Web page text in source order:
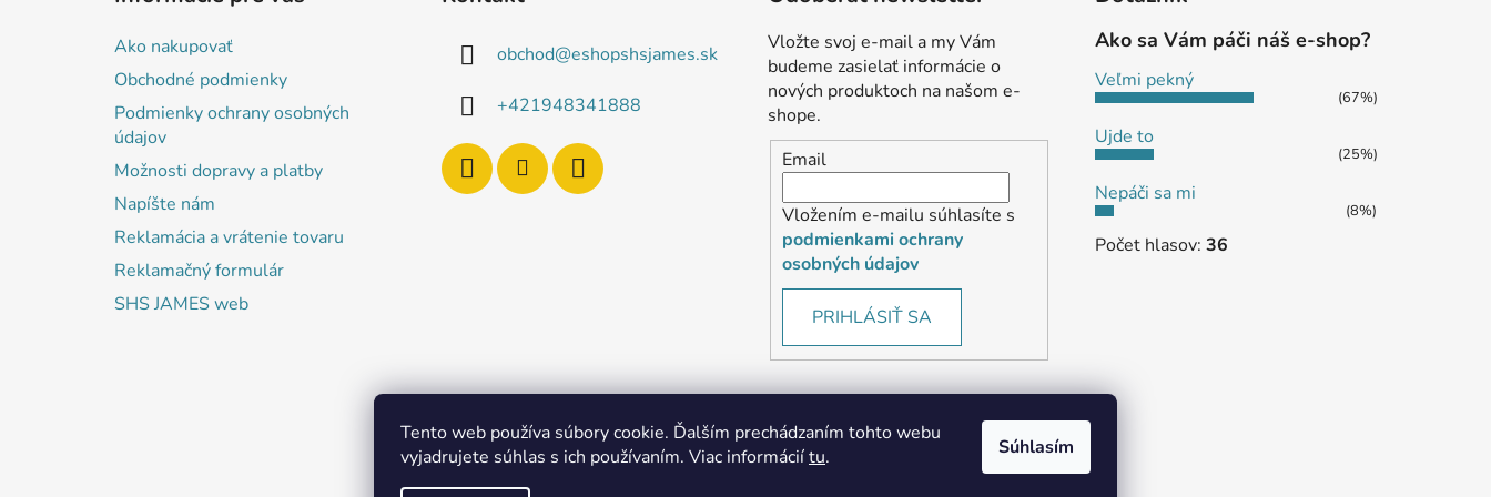
Tento web používa súbory cookie. Ďalším prechádzaním tohto webu
vyjadrujete súhlas s ich používaním. Viac informáciítu. Súhlasím
Ako nakupovať
Obchodné podmienky
Podmienky ochrany osobných
údajov
Možnosti dopravy a platby
Napíšte nám
Reklamácia a vrátenie tovaru
Reklamačný formulár
SHS JAMES web
obchod@eshopshsjames.sk
+421948341888
Vložte svoj e-mail a my Vám
budeme zasielať informácie o
nových produktoch na našom e-
shope.
Email
Vložením e-mailu súhlasíte s
podmienkami ochrany
osobných údajov
PRIHLÁSIŤ SA
Ako sa Vám páči náš e-shop?
Veľmi pekný
(67%)
Ujde to
(25%)
Nepáči sa mi
(8%)
Počet hlasov: 36
MôjPrvýEshop.sk Shoptet.sk